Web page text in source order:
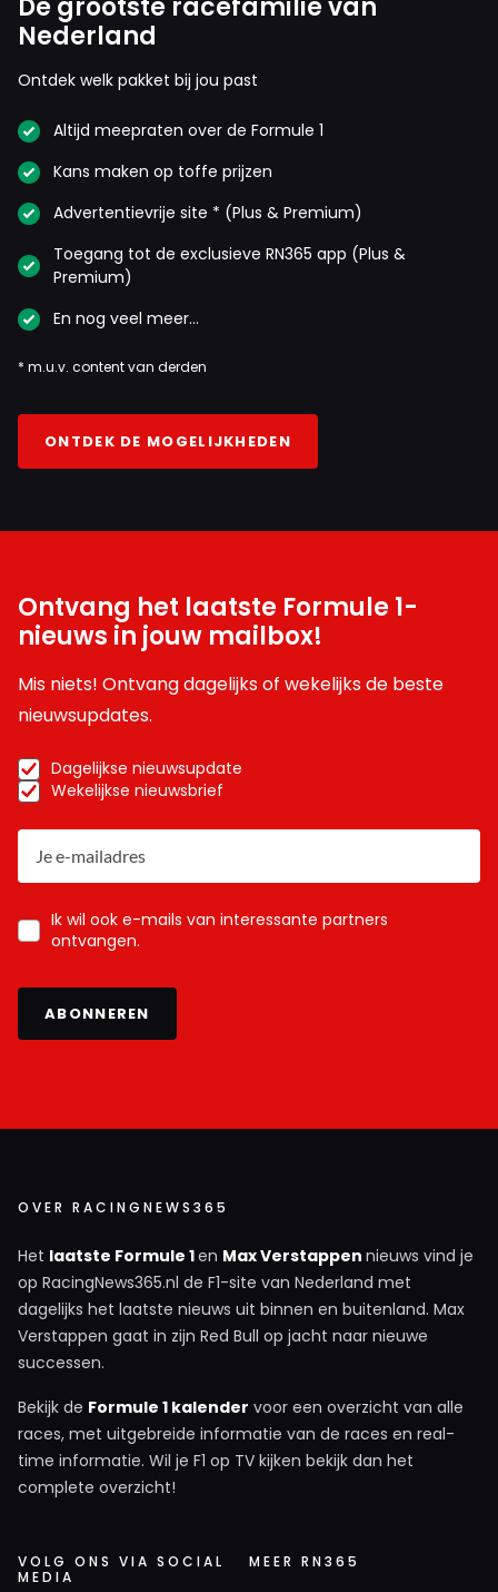
Nederland
Ontdek welk pakket bij jou past
Altijd meepraten over de Formule 1
Kans maken op toffe prijzen
Advertentievrije site * (Plus & Premium)
Toegang tot de exclusieve RN365 app (Plus &
Premium)
En nog veel meer…
* m.u.v. content van derden
ONTDEK DE MOGELIJKHEDEN
Ontvang het laatste Formule 1-
nieuws in jouw mailbox!
Mis niets! Ontvang dagelijks of wekelijks de beste
nieuwsupdates.
Dagelijkse nieuwsupdate
Wekelijkse nieuwsbrief
Ik wil ook e-mails van interessante partners
ontvangen.
ABONNEREN
OVER RACINGNEWS365
Het laatste Formule 1en Max Verstappen nieuws vind je
op RacingNews365.nl de F1-site van Nederland met
dagelijks het laatste nieuws uit binnen en buitenland. Max
Verstappen gaat in zijn Red Bull op jacht naar nieuwe
successen.
Bekijk de Formule 1 kalender voor een overzicht van alle
races, met uitgebreide informatie van de races en real-
time informatie. Wil je F1 op TV kijken bekijk dan het
complete overzicht!
VOLG ONS VIA SOCIAL
MEDIA
MEER RN365